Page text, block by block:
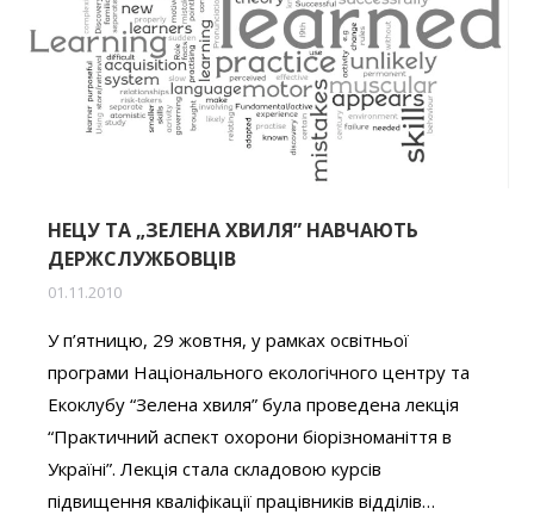
НЕЦУ ТА „ЗЕЛЕНА ХВИЛЯ” НАВЧАЮТЬ
ДЕРЖСЛУЖБОВЦІВ
01.11.2010
У п’ятницю, 29 жовтня, у рамках освітньої
програми Національного екологічного центру та
Екоклубу “Зелена хвиля” була проведена лекція
“Практичний аспект охорони біорізноманіття в
Україні”. Лекція стала складовою курсів
підвищення кваліфікації працівників відділів…